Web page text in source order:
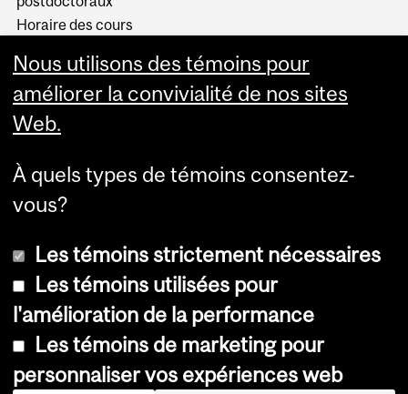
Horaire des cours
Services aux étudiants
© Université McGill, 2026
Accessibilité
Nous utilisons des témoins pour
améliorer la convivialité de nos sites
Web.
À quels types de témoins consentez-
vous?
Les témoins strictement nécessaires
Les témoins utilisées pour
l'amélioration de la performance
Les témoins de marketing pour
personnaliser vos expériences web